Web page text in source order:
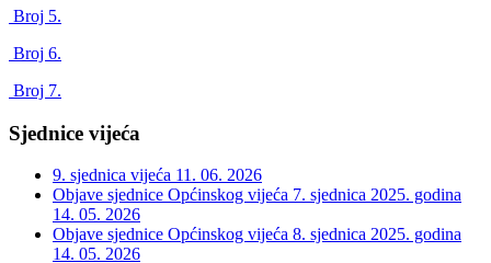
Broj 5.
Broj 6.
Broj 7.
Sjednice vijeća
9. sjednica vijeća 11. 06. 2026
Objave sjednice Općinskog vijeća 7. sjednica 2025. godina
14. 05. 2026
Objave sjednice Općinskog vijeća 8. sjednica 2025. godina
14. 05. 2026